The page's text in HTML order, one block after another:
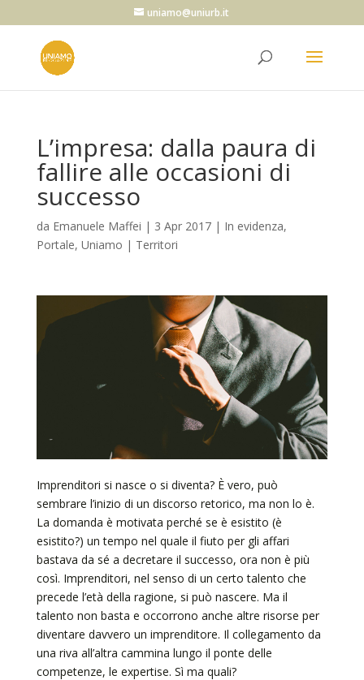
uniamo@uniurb.it
L’impresa: dalla paura di
fallire alle occasioni di
successo
da Emanuele Maffei | 3 Apr 2017| In evidenza,
Portale, Uniamo | Territori
Imprenditori si nasce o si diventa? È vero, può
sembrare l’inizio di un discorso retorico, ma non lo è.
La domanda è motivata perché se è esistito (è
esistito?) un tempo nel quale il fiuto per gli affari
bastava da sé a decretare il successo, ora non è più
così. Imprenditori, nel senso di un certo talento che
precede l’età della ragione, si può nascere. Ma il
talento non basta e occorrono anche altre risorse per
diventare davvero un imprenditore. Il collegamento da
una riva all’altra cammina lungo il ponte delle
competenze, le expertise. Sì ma quali?